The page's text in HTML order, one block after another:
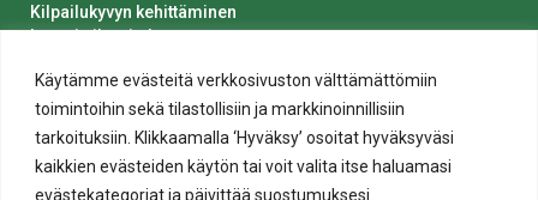
Käytämme evästeitä verkkosivuston välttämättömiin
toimintoihin sekä tilastollisiin ja markkinoinnillisiin
tarkoituksiin. Klikkaamalla ‘Hyväksy’ osoitat hyväksyväsi
kaikkien evästeiden käytön tai voit valita itse haluamasi
evästekategoriat ja päivittää suostumuksesi.
Kilpailukyvyn kehittäminen
Luvat ja ilmoitukset